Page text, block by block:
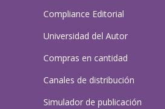
Compliance Editorial
Universidad del Autor
Compras en cantidad
Canales de distribución
Simulador de publicación